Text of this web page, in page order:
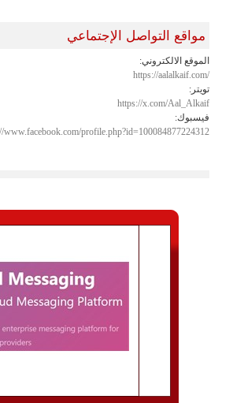
مواقع التواصل الإجتماعي
الموقع الالكتروني:
https://aalalkaif.com/
تويتر:
https://x.com/Aal_Alkaif
فيسبوك:
www.facebook.com/profile.php?id=100084877224312